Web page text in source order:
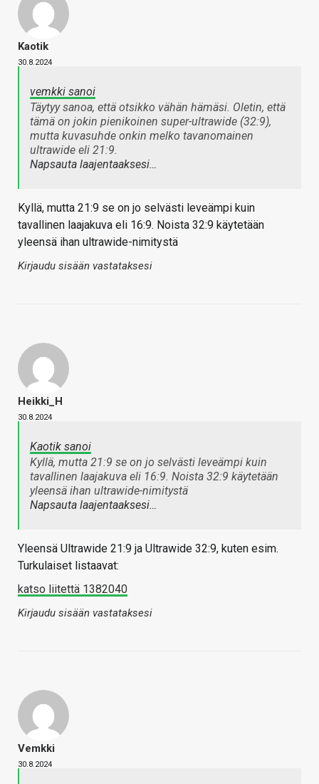
Kaotik
30.8.2024
vemkki sanoi
Täytyy sanoa, että otsikko vähän hämäsi. Oletin, että
tämä on jokin pienikoinen super-ultrawide (32:9),
mutta kuvasuhde onkin melko tavanomainen
ultrawide eli 21:9.
Napsauta laajentaaksesi…
Kyllä, mutta 21:9 se on jo selvästi leveämpi kuin
tavallinen laajakuva eli 16:9. Noista 32:9 käytetään
yleensä ihan ultrawide-nimitystä
Kirjaudu sisään vastataksesi
Heikki_H
30.8.2024
Kaotik sanoi
Kyllä, mutta 21:9 se on jo selvästi leveämpi kuin
tavallinen laajakuva eli 16:9. Noista 32:9 käytetään
yleensä ihan ultrawide-nimitystä
Napsauta laajentaaksesi…
Yleensä Ultrawide 21:9 ja Ultrawide 32:9, kuten esim.
Turkulaiset listaavat:
katso liitettä 1382040
Kirjaudu sisään vastataksesi
Vemkki
30.8.2024